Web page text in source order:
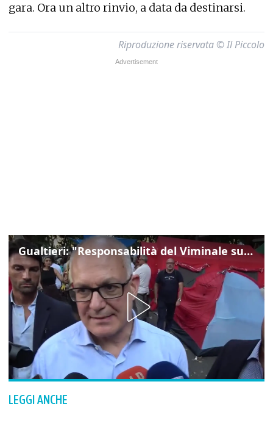
gara. Ora un altro rinvio, a data da destinarsi.
Riproduzione riservata © Il Piccolo
Gualtieri: "Responsabilità del Viminale su Spin Time? La posizione dei partiti è nota"
LEGGI ANCHE